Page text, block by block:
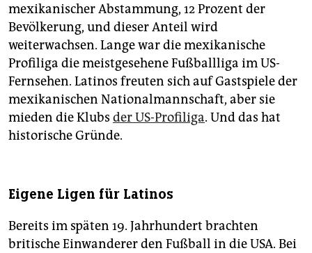
mexikanischer Abstammung, 12 Prozent der
Bevölkerung, und dieser Anteil wird
weiterwachsen. Lange war die mexikanische
Profiliga die meistgesehene Fußballliga im US-
Fernsehen. Latinos freuten sich auf Gastspiele der
mexikanischen Nationalmannschaft, aber sie
mieden die Klubs der US-Profiliga. Und das hat
historische Gründe.
Eigene Ligen für Latinos
Bereits im späten 19. Jahrhundert brachten
britische Einwanderer den Fußball in die USA. Bei